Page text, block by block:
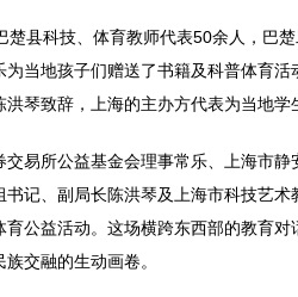
楚县科技、体育教师代表50余人，巴
为当地孩子们赠送了书籍及科普体育
琴致辞，上海的主办方代表为当地学
交易所公益基金会理事常乐、上海市
书记、副局长陈洪琴及上海市科技艺
育公益活动。这场横跨东西部的教育
交融的生动画卷。